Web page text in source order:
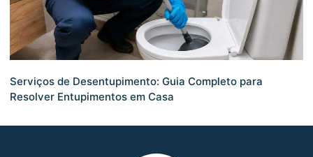
Serviços de Desentupimento: Guia Completo para
Resolver Entupimentos em Casa